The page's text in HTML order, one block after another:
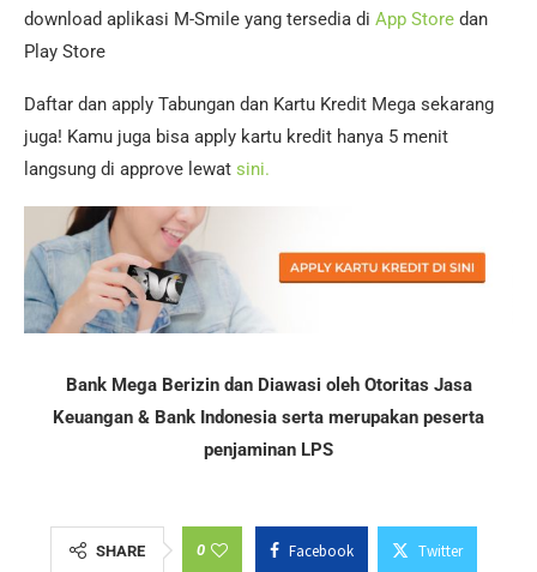
download aplikasi M-Smile yang tersedia di App Store dan
Play Store
Daftar dan apply Tabungan dan Kartu Kredit Mega sekarang
juga! Kamu juga bisa apply kartu kredit hanya 5 menit
langsung di approve lewat sini.
Bank Mega Berizin dan Diawasi oleh Otoritas Jasa
Keuangan & Bank Indonesia serta merupakan peserta
penjaminan LPS
SHARE 0 Facebook Twitter